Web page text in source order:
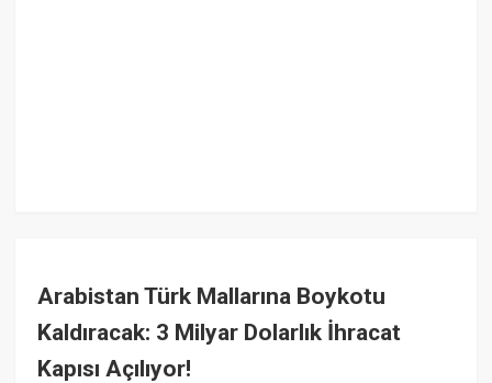
Arabistan Türk Mallarına Boykotu
Kaldıracak: 3 Milyar Dolarlık İhracat
Kapısı Açılıyor!